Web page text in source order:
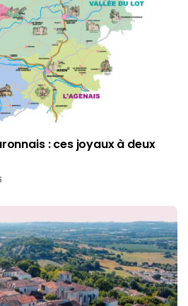
: ces joyaux à deux